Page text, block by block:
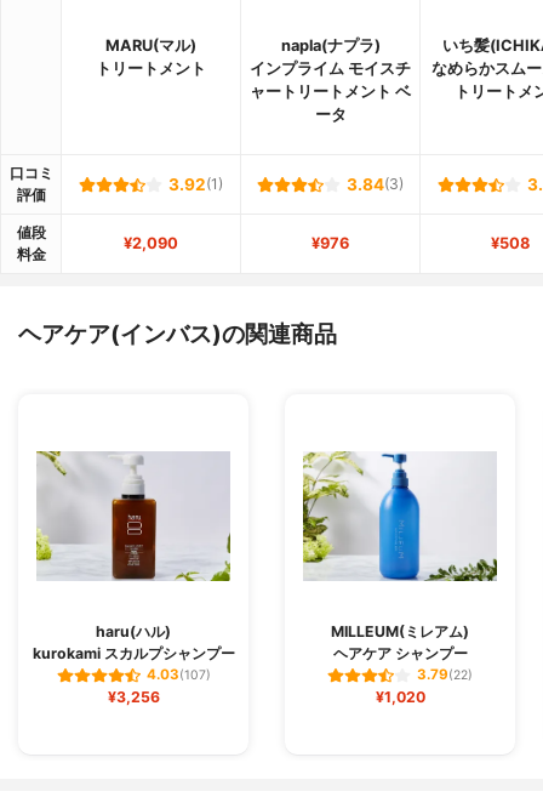
MARU(マル)
トリートメント
napla(ナプラ)
インプライム モイスチ
ャートリートメント ベ
ータ
いち髪
なめらかスム
トリートメ
口コミ
評価
3.92(1) 3.84(3)
値段
料金
¥2,090 ¥976 ¥508
ヘアケア(インバス)の関連商品
haru(ハル)
kurokami スカルプシャンプー
4.03(107)
¥3,256
MILLEUM(ミレアム)
ヘアケア シャンプー
3.79(22)
¥1,020